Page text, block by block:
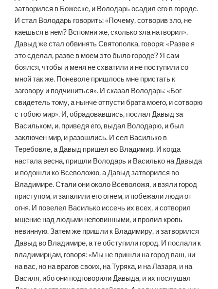
затворился в Божеске, и Володарь осадил его в городе.
И стал Володарь говорить: «Почему, сотворив зло, не
каешься в нем? Вспомни же, сколько зла натворил».
Давыд же стал обвинять Святополка, говоря: «Разве я
это сделал, разве в моем это было городе? Я сам
боялся, чтобы и меня не схватили и не поступили со
мной так же. Поневоле пришлось мне пристать к
заговору и подчиниться». И сказал Володарь: «Бог
свидетель тому, а нынче отпусти брата моего, и сотворю
с тобою мир». И, обрадовавшись, послал Давыд за
Васильком, и, приведя его, выдал Володарю, и был
заключен мир, и разошлись. И сел Василько в
Теребовле, а Давыд пришел во Владимир. И когда
настала весна, пришли Володарь и Василько на Давыда
и подошли ко Всеволожю, а Давыд затворился во
Владимире. Стали они около Всеволожя, и взяли город
приступом, и запалили его огнем, и побежали люди от
огня. И повелел Василько иссечь их всех, и сотворил
мщение над людьми неповинными, и пролил кровь
невинную. Затем же пришли к Владимиру, и затворился
Давыд во Владимире, а те обступили город. И послали к
владимирцам, говоря: «Мы не пришли на город ваш, ни
на вас, но на врагов своих, на Туряка, и на Лазаря, и на
Василя, ибо они подговорили Давыда, и их послушал